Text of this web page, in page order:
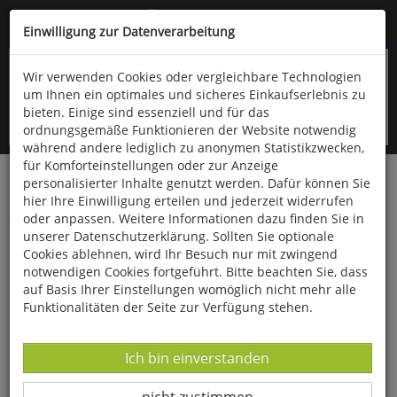
Kompletten Head der Seite überspringen
oder (06766) 9323-960
Startseite Bücher Downloads
Zeitschriften
SportPraxis
Sportpraxis reflektiert:
Einwilligung zur Datenverarbeitung
Wir verwenden Cookies oder vergleichbare Technologien
um Ihnen ein optimales und sicheres Einkaufserlebnis zu
bieten. Einige sind essenziell und für das
ordnungsgemäße Funktionieren der Website notwendig
während andere lediglich zu anonymen Statistikzwecken,
für Komforteinstellungen oder zur Anzeige
personalisierter Inhalte genutzt werden. Dafür können Sie
hier Ihre Einwilligung erteilen und jederzeit widerrufen
oder anpassen. Weitere Informationen dazu finden Sie in
unserer Datenschutzerklärung. Sollten Sie optionale
Cookies ablehnen, wird Ihr Besuch nur mit zwingend
notwendigen Cookies fortgeführt. Bitte beachten Sie, dass
auf Basis Ihrer Einstellungen womöglich nicht mehr alle
Funktionalitäten der Seite zur Verfügung stehen.
Datenverarbeitung -
Ich bin einverstanden